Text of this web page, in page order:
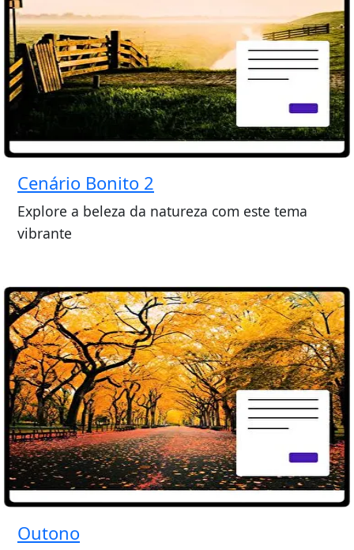
Cenário Bonito 2
Explore a beleza da natureza com este tema
vibrante
Outono